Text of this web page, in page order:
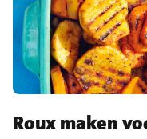
Roux maken